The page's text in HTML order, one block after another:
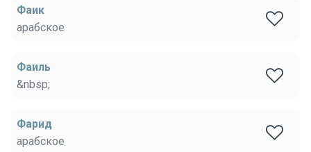
Фаик
арабское
Фаиль
&nbsp;
Фарид
арабское